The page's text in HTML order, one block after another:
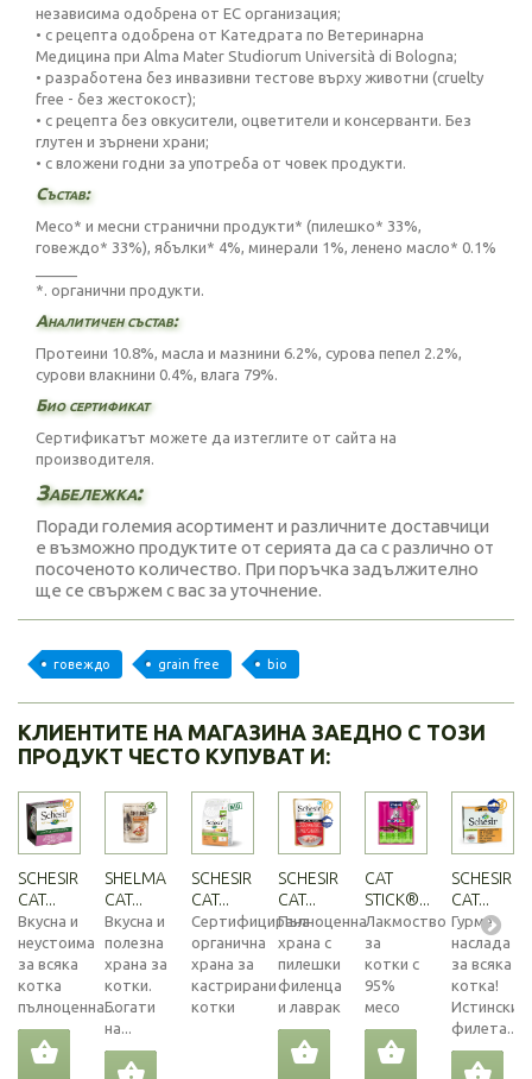
независима одобрена от ЕС организация;
• с рецепта одобрена от Катедрата по Ветеринарна
Медицина при Alma Mater Studiorum Università di Bologna;
• разработена без инвазивни тестове върху животни (cruelty
free - без жестокост);
• с рецепта без овкусители, оцветители и консерванти. Без
глутен и зърнени храни;
• с вложени годни за употреба от човек продукти.
Състав:
Месо* и месни странични продукти* (пилешко* 33%,
говеждо* 33%), ябълки* 4%, минерали 1%, ленено масло* 0.1%
*. органични продукти.
Аналитичен състав:
Протеини 10.8%, масла и мазнини 6.2%, сурова пепел 2.2%,
сурови влакнини 0.4%, влага 79%.
Био сертификат
Сертификатът можете да изтеглите от сайта на
производителя.
Забележка:
Поради големия асортимент и различните доставчици
е възможно продуктите от серията да са с различно от
посоченото количество. При поръчка задължително
ще се свържем с вас за уточнение.
говеждо grain free bio
КЛИЕНТИТЕ НА МАГАЗИНА ЗАЕДНО С ТОЗИ
ПРОДУКТ ЧЕСТО КУПУВАТ И:
SCHESIR
CAT...
Вкусна и
неустоима
за всяка
котка
пълноценна...
SHELMA
CAT...
Вкусна и
полезна
храна за
котки.
Богати
на...
SCHESIR
CAT...
Сертифицирана
органична
храна за
кастрирани
котки
SCHESIR
CAT...
Пълноценна
храна с
пилешки
филенца
и лаврак
CAT
STICK®...
Лакмоство
за
котки с
95%
месо
SCHESIR
CAT...
Гурме
наслада
за всяка
котка!
Истински
филета...